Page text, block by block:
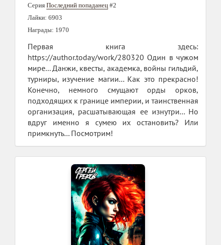
Серия Последний попаданец #2
Лайки: 6903
Награды: 1970
Первая книга здесь:
https://author.today/work/280320 Один в чужом
мире... Данжи, квесты, академка, войны гильдий,
турниры, изучение магии... Как это прекрасно!
Конечно, немного смущают орды орков,
подходящих к границе империи, и таинственная
организация, расшатывающая ее изнутри... Но
вдруг именно я сумею их остановить? Или
примкнуть... Посмотрим!